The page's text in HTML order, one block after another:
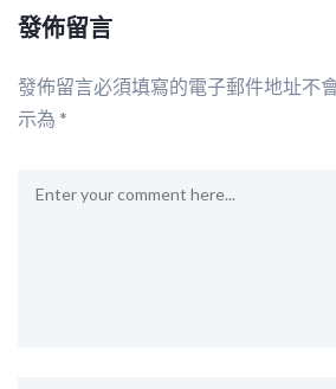
發佈留言
發佈留言必須填寫的電子郵件地址不
示為 *